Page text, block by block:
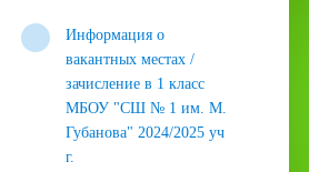
Информация о
вакантных местах /
зачисление в 1 класс
МБОУ "СШ № 1 им. М.
Губанова" 2024/2025 уч
г.